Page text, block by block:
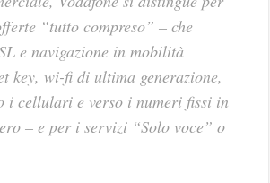
“tutto compreso” – che
e navigazione in mobilità
key, wi-fi di ultima generazione,
i cellulari e verso i numeri fissi in
– e per i servizi “Solo voce” o